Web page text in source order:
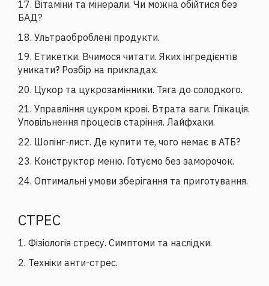
17. Вітаміни та мінерали. Чи можна обійтися без
БАД?
18. Ультраоброблені продукти.
19. Етикетки. Вчимося читати. Яких інгредієнтів
уникати? Розбір на прикладах.
20. Цукор та цукрозамінники. Тяга до солодкого.
21. Управління цукром крові. Втрата ваги. Глікація.
Уповільнення процесів старіння. Лайфхаки.
22. Шопінг-лист. Де купити те, чого немає в АТБ?
23. Конструктор меню. Готуємо без заморочок.
24. Оптимальні умови зберігання та приготування.
СТРЕС
1. Фізіологія стресу. Симптоми та наслідки.
2. Техніки анти-стрес.